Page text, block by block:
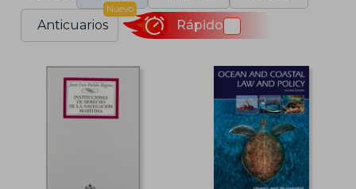
Anticuarios
Nuevo
Rápido